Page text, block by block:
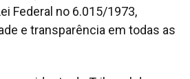
Federal no 6.015/1973,
e transparência em todas as